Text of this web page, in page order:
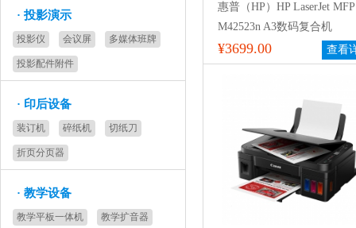
· 投影演示
投影仪 会议屏 多媒体班牌
投影配件附件
· 印后设备
装订机 碎纸机 切纸刀
折页分页器
· 教学设备
教学平板一体机 教学扩音器
惠普（HP）HP LaserJet MFP
M42523n A3数码复合机
¥3699.00 查看